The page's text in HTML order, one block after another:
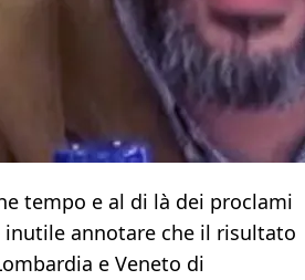
tempo e al di là dei proclami
annotare che il risultato
e Veneto di